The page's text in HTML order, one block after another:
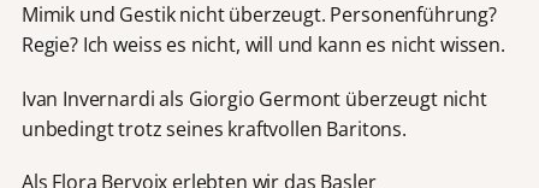
Mimik und Gestik nicht überzeugt. Personenführung?
Regie? Ich weiss es nicht, will und kann es nicht wissen.
Ivan Invernardi als Giorgio Germont überzeugt nicht
unbedingt trotz seines kraftvollen Baritons.
Als Flora Bervoix erlebten wir das Basler